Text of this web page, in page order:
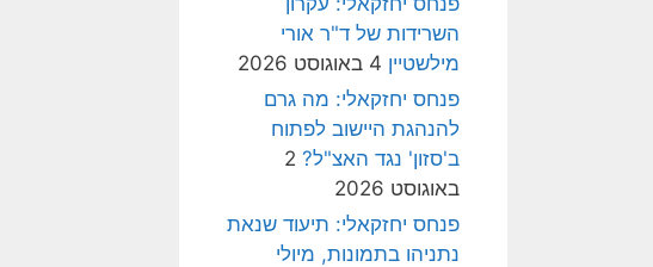
השרידות של ד"ר אורי
מילשטיין 4 באוגוסט 2026
פנחס יחזקאלי: מה גרם
להנהגת היישוב לפתוח
ב'סזון' נגד האצ"ל? 2
באוגוסט 2026
פנחס יחזקאלי: תיעוד שנאת
נתניהו בתמונות, מיולי